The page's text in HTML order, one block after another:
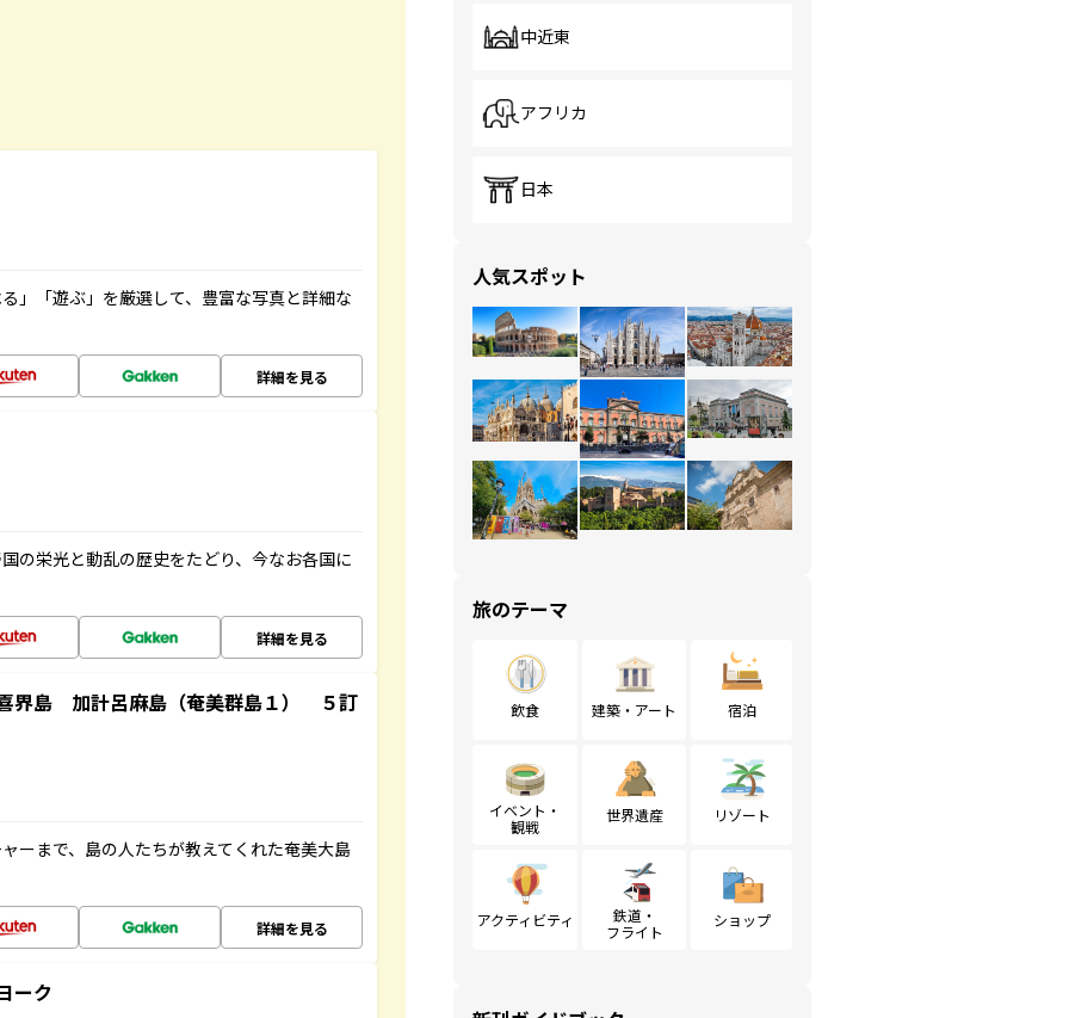
」「遊ぶ」を厳選して、豊富な写真と詳細な
詳細を見る
の栄光と動乱の歴史をたどり、今なお各国に
詳細を見る
島 加計呂麻島（奄美群島１） ５訂
まで、島の人たちが教えてくれた奄美大島
詳細を見る
ーク
中近東
アフリカ
日本
人気スポット
旅のテーマ
飲食 建築・アート 宿泊
イベント・
観戦
世界遺産 リゾート
アクティビティ
鉄道・
フライト
ショップ